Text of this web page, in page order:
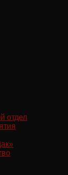
отдел